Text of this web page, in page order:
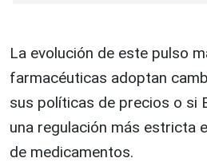
La evolución de este pulso
farmacéuticas adoptan
sus políticas de precios o si
una regulación más estricta
de medicamentos.